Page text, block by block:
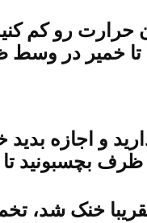
رو کم
و اجازه بدید
ظرف بچسبونید
خنک شد،